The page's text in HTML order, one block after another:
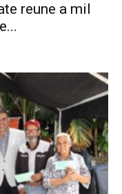
reune a mil